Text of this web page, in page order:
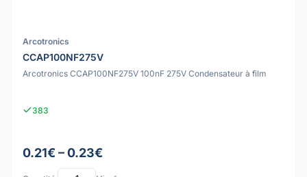
Arcotronics
CCAP100NF275V
Arcotronics CCAP100NF275V 100nF 275V Condensateur à film
383
0.21€ – 0.23€